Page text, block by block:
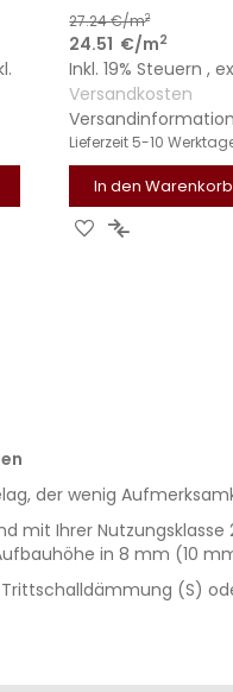
27.24€/m2
24.51 €/m2
Inkl. 19% Steuern,
Versandkosten
Versandinformation
Lieferzeit 5-10
In den Warenkorb
ZURZUR
der wenig
mit Ihrer
in 8 mm (10
(S)